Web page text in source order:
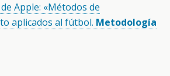
Apple: «Métodos de
aplicados al fútbol. Metodología